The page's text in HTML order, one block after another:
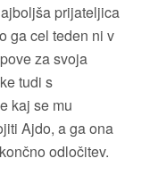
prijateljica
ga cel teden ni v
za svoja
tudi s
kaj se mu
Ajdo, a ga ona
odločitev.